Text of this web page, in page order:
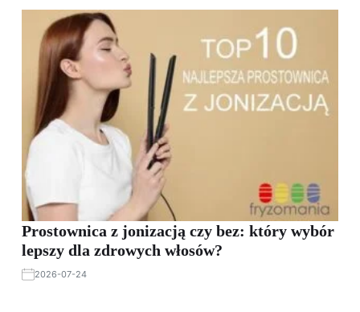
Prostownica z jonizacją czy bez: który wybór
lepszy dla zdrowych włosów?
2026-07-24